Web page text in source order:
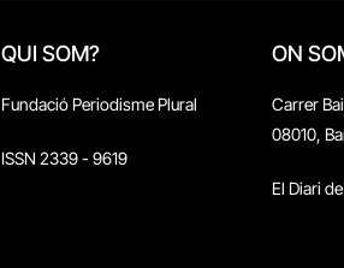
QUI SOM?
Fundació Periodisme Plural
ISSN 2339 - 9619
ON
Carrer
08010,
El Diari